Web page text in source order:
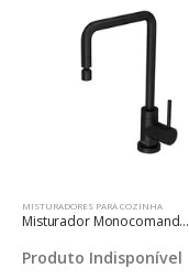
MISTURADORES PARA COZINHA
Misturador Monocomando De Mesa Para Cozinha
Produto Indisponível